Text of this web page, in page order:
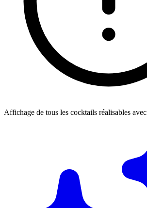
Affichage de tous les cocktails réalisables avec